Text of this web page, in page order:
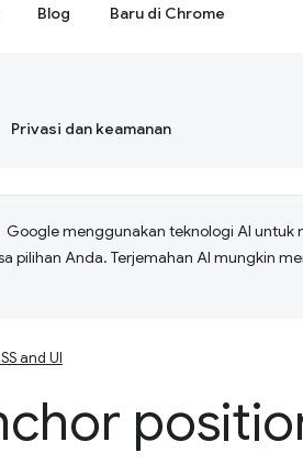
Blog Baru di Chrome
Privasi dan keamanan
Google menggunakan teknologi AI untuk
pilihan Anda. Terjemahan AI mungkin
and UI